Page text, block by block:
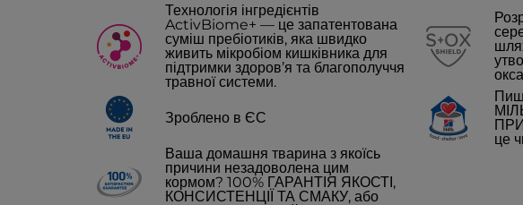
Технологія інгредієнтів
ActivBiome+ — це запатентована
суміш пребіотиків, яка швидко
живить мікробіом кишківника для
підтримки здоров’я та благополуччя
травної системи.
Зроблено в ЄС
це
Ваша домашня тварина з якоїсь
причини незадоволена цим
кормом? 100% ГАРАНТІЯ ЯКОСТІ,
КОНСИСТЕНЦІЇ ТА СМАКУ, або